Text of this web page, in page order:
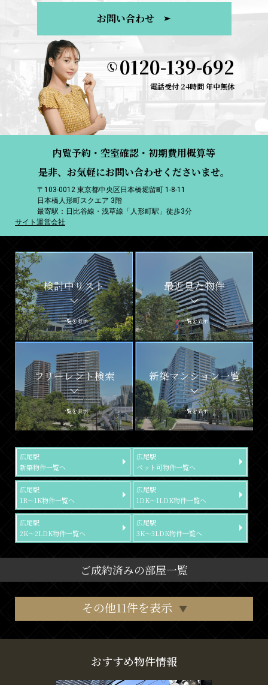
お問い合わせ
0120-139-692
電話受付 24時間 年中無休
内覧予約・空室確認・初期費用概算等
是非、お気軽にお問い合わせくださいませ。
〒103-0012 東京都中央区日本橋堀留町 1-8-11
日本橋人形町スクエア 3階
最寄駅：日比谷線・浅草線「人形町駅」徒歩3分
サイト運営会社
検討中リスト
一覧を表示
最近見た物件
一覧を表示
フリーレント検索
一覧を表示
新築マンション一覧
一覧を表示
広尾駅
新築物件一覧へ
広尾駅
ペット可物件一覧へ
広尾駅
1R～1K物件一覧へ
広尾駅
1DK～1LDK物件一覧へ
広尾駅
2K～2LDK物件一覧へ
広尾駅
3K～3LDK物件一覧へ
ご成約済みの部屋一覧
その他11件を表示
おすすめ物件情報